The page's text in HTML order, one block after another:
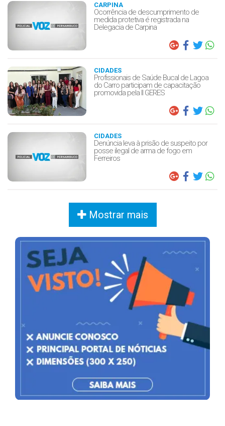
CARPINA
Ocorrência de descumprimento de
medida protetiva é registrada na
Delegacia de Carpina
CIDADES
Profissionais de Saúde Bucal de Lagoa
do Carro participam de capacitação
promovida pela II GERES
CIDADES
Denúncia leva à prisão de suspeito por
posse ilegal de arma de fogo em
Ferreiros
Mostrar mais